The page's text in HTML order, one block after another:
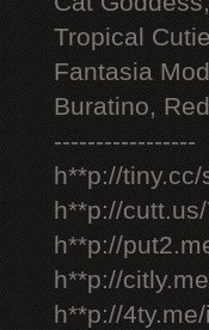
Tropical
Fantasia
Buratino,
-----------------
h**p://
h**p://
h**p://
h**p://
h**p://